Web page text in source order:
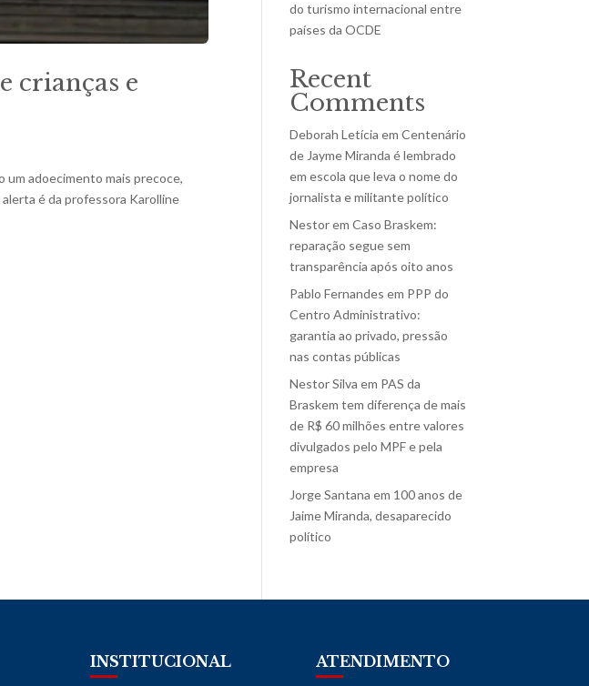
crianças e
um adoecimento mais precoce,
é da professora Karolline
do turismo internacional entre
países da OCDE
Recent
Comments
Deborah Letícia emCentenário
de Jayme Miranda é lembrado
em escola que leva o nome do
jornalista e militante político
NestoremCaso Braskem:
reparação segue sem
transparência após oito anos
Pablo Fernandes em PPP do
Centro Administrativo:
garantia ao privado, pressão
nas contas públicas
Nestor Silva em PAS da
Braskem tem diferença de mais
de R$ 60 milhões entre valores
divulgados pelo MPF e pela
empresa
Jorge Santana em 100 anos de
Jaime Miranda, desaparecido
político
INSTITUCIONAL ATENDIMENTO